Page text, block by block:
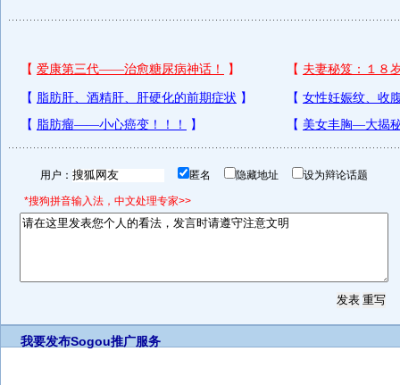
用户： 匿名 隐藏地址 设为辩论话题
*搜狗拼音输入法，中文处理专家>>
我要发布Sogou推广服务